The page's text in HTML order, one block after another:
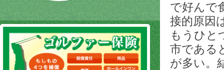
で好んで
接的原因
もうひと
市である
が多い。